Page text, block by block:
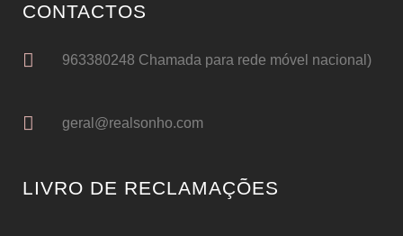
CONTACTOS
963380248 Chamada para rede móvel nacional)
geral@realsonho.com
LIVRO DE RECLAMAÇÕES